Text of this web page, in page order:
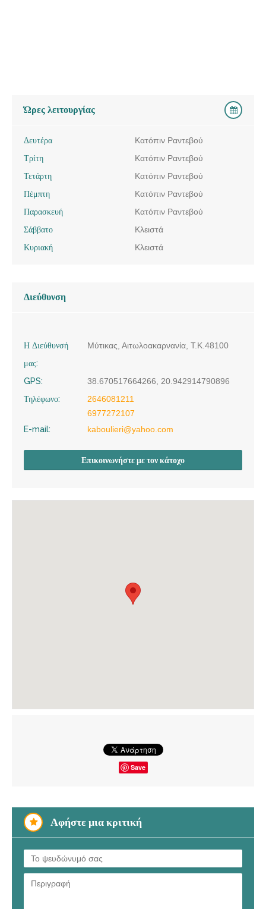
Ώρες λειτουργίας
Δευτέρα
Κατόπιν Ραντεβού
Τρίτη
Κατόπιν Ραντεβού
Τετάρτη
Κατόπιν Ραντεβού
Πέμπτη
Κατόπιν Ραντεβού
Παρασκευή
Κατόπιν Ραντεβού
Σάββατο
Κλειστά
Κυριακή
Κλειστά
Διεύθυνση
Η Διεύθυνσή
μας:
Μύτικας, Αιτωλοακαρνανία, Τ.Κ.48100
GPS:
38.670517664266, 20.942914790896
Τηλέφωνο:
2646081211
6977272107
E-mail:
kaboulieri@yahoo.com
Επικοινωνήστε με τον κάτοχο
Save
Αφήστε μια κριτική